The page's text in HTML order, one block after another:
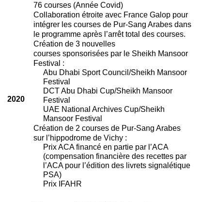
2020
76 courses (Année Covid)
Collaboration étroite avec France Galop pour
intégrer les courses de Pur-Sang Arabes dans
le programme après l’arrêt total des courses.
Création de 3 nouvelles
courses sponsorisées par le Sheikh Mansoor
Festival :
Abu Dhabi Sport Council/Sheikh Mansoor
Festival
DCT Abu Dhabi Cup/Sheikh Mansoor
Festival
UAE National Archives Cup/Sheikh
Mansoor Festival
Création de 2 courses de Pur-Sang Arabes
sur l’hippodrome de Vichy :
Prix ACA financé en partie par l’ACA
(compensation financière des recettes par
l’ACA pour l’édition des livrets signalétique
PSA)
Prix IFAHR